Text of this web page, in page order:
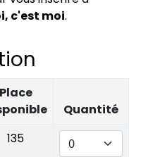
c'est moi.
Place
Quantité
135